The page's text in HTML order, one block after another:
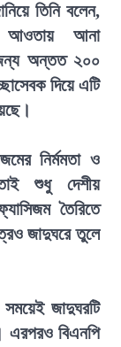
তিনি বলেন,
আওতায় আনা
জন্য অন্তত ২০০
দিয়ে এটি
নির্মমতা ও
শুধু দেশীয়
তৈরিতে
জাদুঘরে তুলে
জাদুঘরটি
এরপরও বিএনপি